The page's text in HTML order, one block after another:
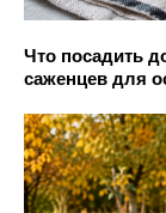
Что посадить
саженцев для